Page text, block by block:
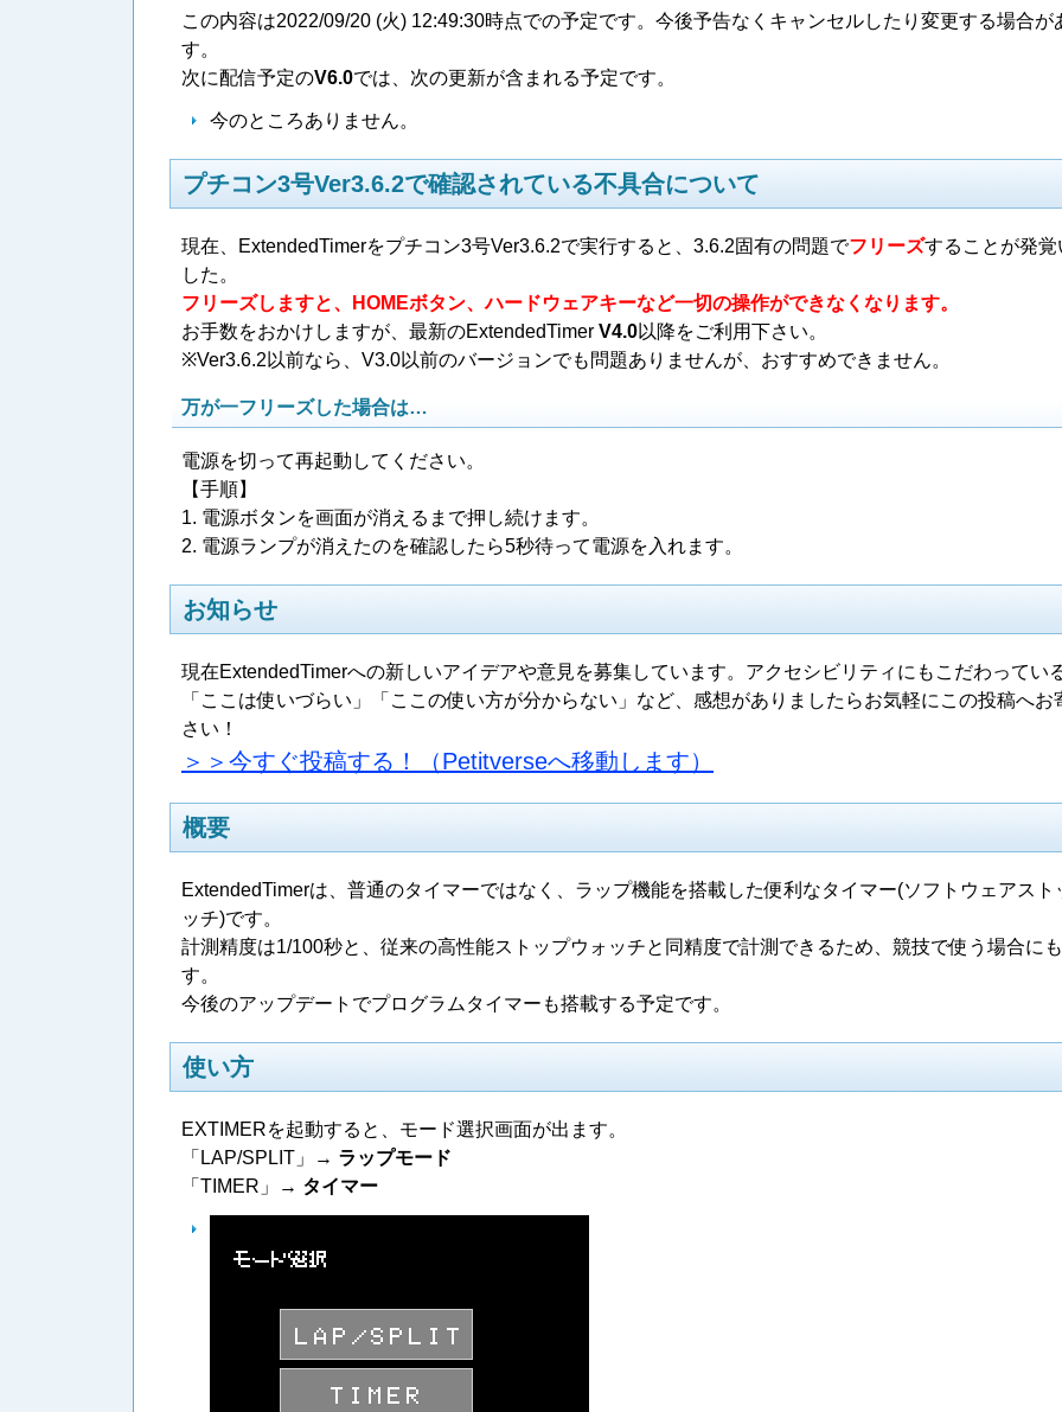
この内容は2022/09/20 (火) 12:49:30時点での予定です。今後予告なくキャンセルしたり変更する場合が
す。
次に配信予定のV6.0では、次の更新が含まれる予定です。
今のところありません。
プチコン3号Ver3.6.2で確認されている不具合について
現在、ExtendedTimerをプチコン3号Ver3.6.2で実行すると、3.6.2固有の問題でフリーズすることが発覚
した。
フリーズしますと、HOMEボタン、ハードウェアキーなど一切の操作ができなくなります。
お手数をおかけしますが、最新のExtendedTimer V4.0以降をご利用下さい。
※Ver3.6.2以前なら、V3.0以前のバージョンでも問題ありませんが、おすすめできません。
万が一フリーズした場合は…
電源を切って再起動してください。
【手順】
1. 電源ボタンを画面が消えるまで押し続けます。
2. 電源ランプが消えたのを確認したら5秒待って電源を入れます。
お知らせ
現在ExtendedTimerへの新しいアイデアや意見を募集しています。アクセシビリティにもこだわってい
「ここは使いづらい」「ここの使い方が分からない」など、感想がありましたらお気軽にこの投稿へお
さい！
＞＞今すぐ投稿する！（Petitverseへ移動します）
概要
ExtendedTimerは、普通のタイマーではなく、ラップ機能を搭載した便利なタイマー(ソフトウェアスト
ッチ)です。
計測精度は1/100秒と、従来の高性能ストップウォッチと同精度で計測できるため、競技で使う場合に
す。
今後のアップデートでプログラムタイマーも搭載する予定です。
使い方
EXTIMERを起動すると、モード選択画面が出ます。
「LAP/SPLIT」→ ラップモード
「TIMER」→ タイマー